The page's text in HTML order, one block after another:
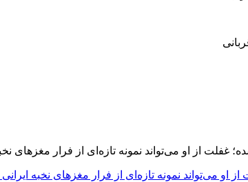
او می‌تواند نمونه تازه‌ای از فرار مغزهای نخبه ایرانی